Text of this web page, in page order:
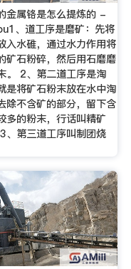
金属铬是怎么提炼的 -
、道工序是磨矿：先将
入水碓，通过水力作用将
矿石粉碎，然后用石磨磨
。 2、第二道工序是淘
是将矿石粉末放在水中淘
除不含矿的部分，留下含
多的粉末，行话叫精矿
、第三道工序叫制团烧